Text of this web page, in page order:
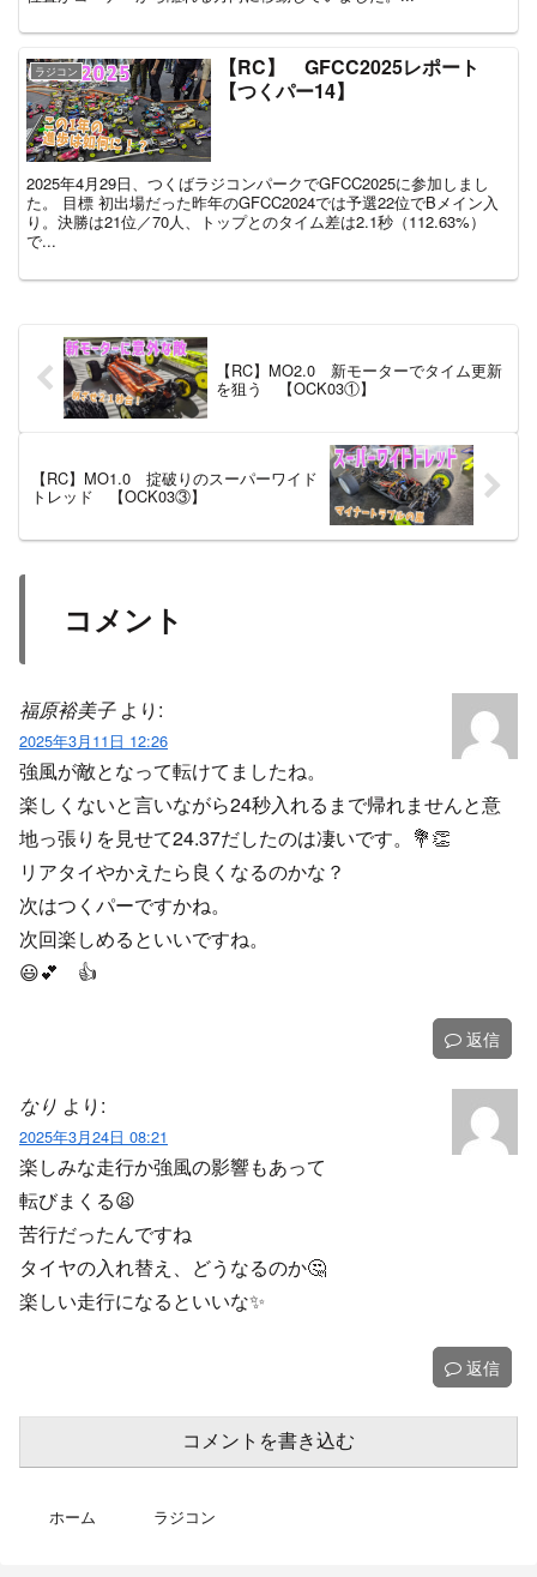
ラジコン
【RC】 GFCC2025レポート
【つくパー14】
2025年4月29日、つくばラジコンパークでGFCC2025に参加しまし
た。 目標 初出場だった昨年のGFCC2024では予選22位でBメイン入
り。決勝は21位／70人、トップとのタイム差は2.1秒（112.63%）
で...
【RC】MO2.0 新モーターでタイム更新
を狙う 【OCK03①】
【RC】MO1.0 掟破りのスーパーワイド
トレッド 【OCK03③】
コメント
福原裕美子 より:
2025年3月11日 12:26
強風が敵となって転けてましたね。
楽しくないと言いながら24秒入れるまで帰れませんと意
地っ張りを見せて24.37だしたのは凄いです。💐👏
リアタイやかえたら良くなるのかな？
次はつくパーですかね。
次回楽しめるといいですね。
😃💕 👍️
返信
なり より:
2025年3月24日 08:21
楽しみな走行か強風の影響もあって
転びまくる😫
苦行だったんですね
タイヤの入れ替え、どうなるのか🤔
楽しい走行になるといいな✨️
返信
コメントを書き込む
ホーム ラジコン